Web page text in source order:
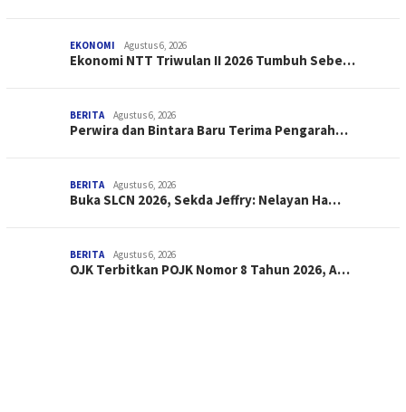
EKONOMI Agustus 6, 2026
Ekonomi NTT Triwulan II 2026 Tumbuh Sebe…
BERITA Agustus 6, 2026
Perwira dan Bintara Baru Terima Pengarah…
BERITA Agustus 6, 2026
Buka SLCN 2026, Sekda Jeffry: Nelayan Ha…
BERITA Agustus 6, 2026
OJK Terbitkan POJK Nomor 8 Tahun 2026, A…